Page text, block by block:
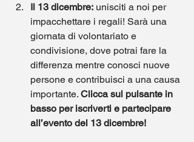
Il 13 dicembre: unisciti a noi per
impacchettare i regali! Sarà una
giornata di volontariato e
condivisione, dove potrai fare la
differenza mentre conosci nuove
persone e contribuisci a una causa
importante. Clicca sul pulsante in
basso per iscriverti e partecipare
all’evento del 13 dicembre!